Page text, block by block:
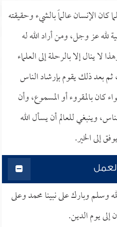
الإنسان عالماً بالشيء وحقيقته
لله عز وجل، ومن أراد الله له
لا ينال إلا بالرحلة إلى العلماء
بعد ذلك يقوم بإرشاد الناس
كان بالمقروء أو المسموع، وأن
وينبغي للعالم أن يسأل الله
إلى الخير.
وسلم وبارك على نبينا محمد وعلى
يوم الدين.